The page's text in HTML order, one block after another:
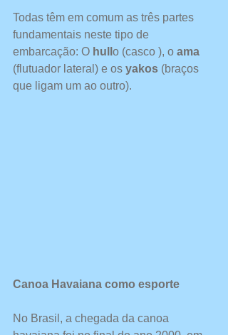
Todas têm em comum as três partes
fundamentais neste tipo de
embarcação: O hull o (casco ), o ama
(flutuador lateral) e os yakos (braços
que ligam um ao outro).
Canoa Havaiana como esporte
No Brasil, a chegada da canoa